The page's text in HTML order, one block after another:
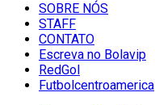
SOBRE NÓS
STAFF
CONTATO
Escreva no Bolavip
RedGol
Futbolcentroamerica